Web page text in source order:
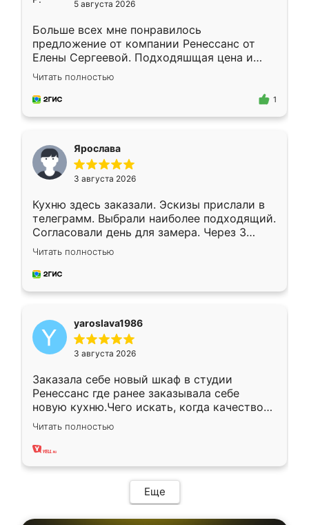
5 августа 2026
Больше всех мне понравилось
предложение от компании Ренессанс от
Елены Сергеевой. Подходяшщая цена и
короткие сроки изготовления. Приехавший
для замера сотрудник Владислав
предложил по моему эскизу самый
Читать полностью
1
Ярослава
3 августа 2026
Кухню здесь заказали. Эскизы прислали в
телеграмм. Выбрали наиболее подходящий.
Согласовали день для замера. Через 3
недели кухня была уже готова. Остались
довольны работой. Спасибо Ренессанс
мебель за качественную работу!
Читать полностью
yaroslava1986
3 августа 2026
Заказала себе новый шкаф в студии
Ренессанс где ранее заказывала себе
новую кухню.Чего искать, когда качеством
вполне довольна. Служит кухня уже почти
два года, нареканий нет.
Читать полностью
Еще